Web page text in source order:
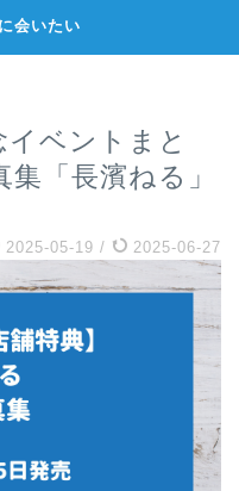
会いたい
イベントまと
「長濱ねる」
2025-05-19 / 2025-06-27